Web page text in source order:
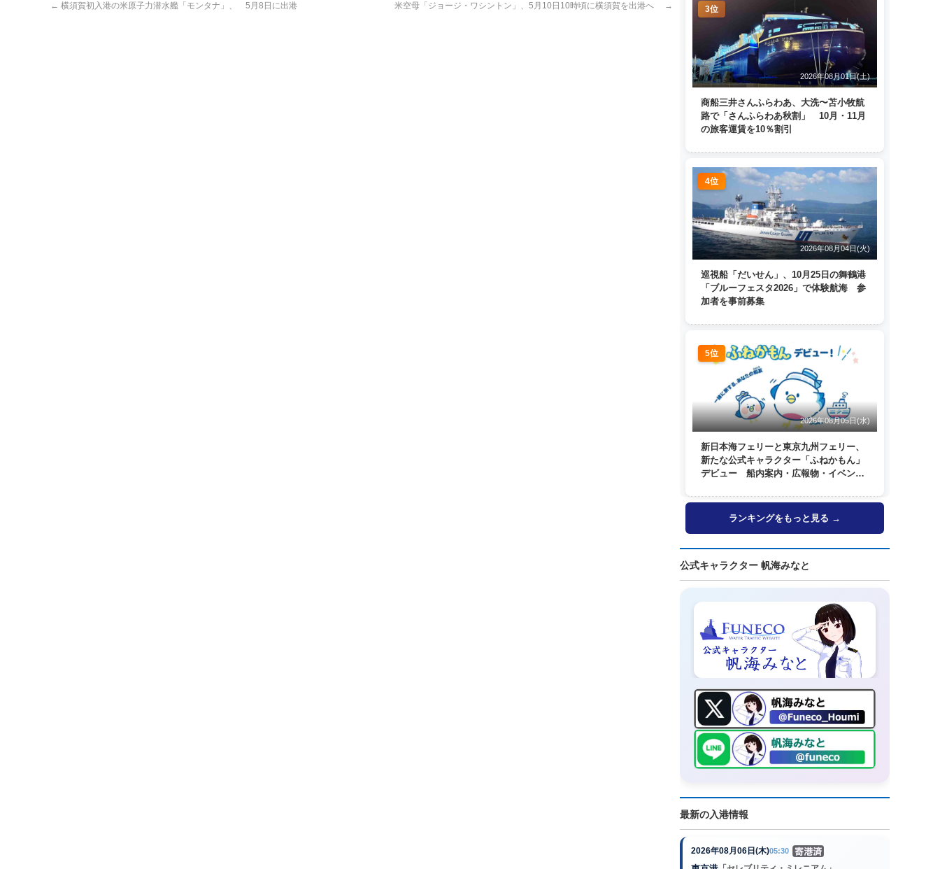
← 横須賀初入港の米原子力潜水艦「モンタナ」、 5月8日に出港 米空母「ジョージ・ワシントン」、5月10日10時頃に横須賀を出港へ → 3位
2026年08月01日(土)
商船三井さんふらわあ、大洗〜苫小牧航
路で「さんふらわあ秋割」 10月・11月
の旅客運賃を10％割引
4位
2026年08月04日(火)
巡視船「だいせん」、10月25日の舞鶴港
「ブルーフェスタ2026」で体験航海 参
加者を事前募集
5位
2026年08月05日(水)
新日本海フェリーと東京九州フェリー、
新たな公式キャラクター「ふねかもん」
デビュー 船内案内・広報物・イベン
ランキングをもっと見る →
公式キャラクター 帆海みなと
最新の入港情報
2026年08月06日(木)05:30